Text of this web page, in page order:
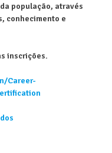
população, através
conhecimento e
inscrições.
Career-